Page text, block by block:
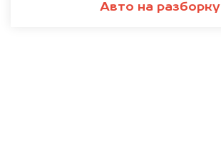
Авто на разборку